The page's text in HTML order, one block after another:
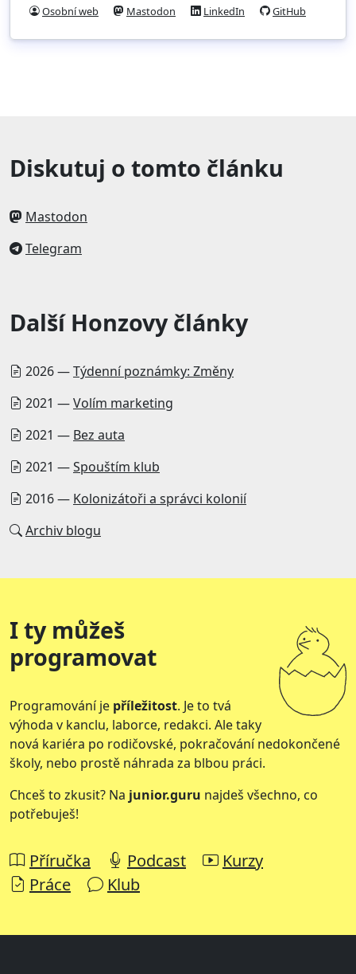
Osobní web Mastodon LinkedIn GitHub
Diskutuj o tomto článku
Mastodon
Telegram
Další Honzovy články
2026 —Týdenní poznámky: Změny
2021 —Volím marketing
2021 — Bez auta
2021 —Spouštím klub
2016 — Kolonizátoři a správci kolonií
Archiv blogu
I ty můžeš
programovat
Programování je příležitost. Je to tvá
výhoda v kanclu, laborce, redakci. Ale taky
nová kariéra po rodičovské, pokračování nedokončené
školy, nebo prostě náhrada za blbou práci.
Chceš to zkusit? Na junior.guru najdeš všechno, co
potřebuješ!
Příručka Podcast
Kurzy
Práce
Klub